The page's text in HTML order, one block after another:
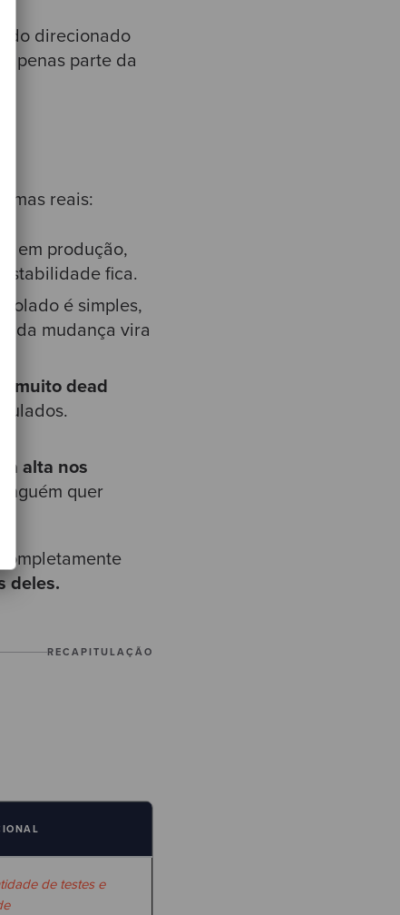
direcionado
parte da
reais:
em produção,
fica.
é simples,
mudança vira
muito dead
alta nos
quer
deles.
RECAPITULAÇÃO
de testes e